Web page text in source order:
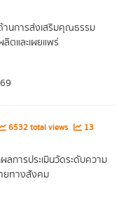
นการส่งเสริมคุณธรรม
ตและเผยแพร่
6532 total views
13
การประเมินวัดระดับความ
ยทางสังคม